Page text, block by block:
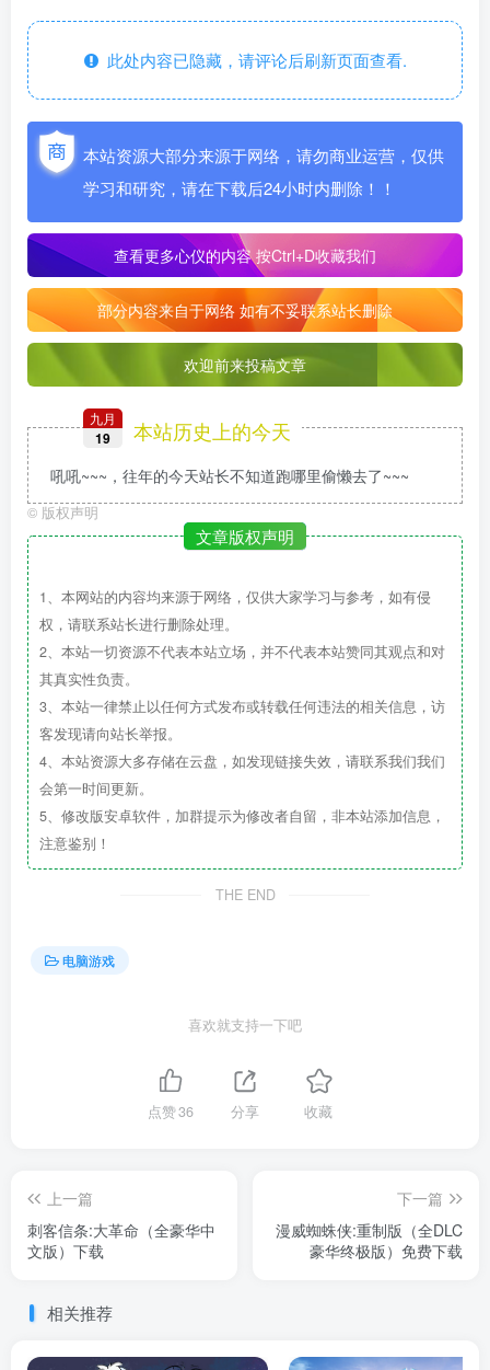
此处内容已隐藏，请评论后刷新页面查看.
本站资源大部分来源于网络，请勿商业运营，仅供
学习和研究，请在下载后24小时内删除！！
查看更多心仪的内容按Ctrl+D收藏我们
部分内容来自于网络 如有不妥联系站长删除
欢迎前来投稿文章
九月
19 本站历史上的今天
吼吼~~~，往年的今天站长不知道跑哪里偷懒去了~~~
© 版权声明
文章版权声明
1、本网站的内容均来源于网络，仅供大家学习与参考，如有侵
权，请联系站长进行删除处理。
2、本站一切资源不代表本站立场，并不代表本站赞同其观点和对
其真实性负责。
3、本站一律禁止以任何方式发布或转载任何违法的相关信息，访
客发现请向站长举报。
4、本站资源大多存储在云盘，如发现链接失效，请联系我们我们
会第一时间更新。
5、修改版安卓软件，加群提示为修改者自留，非本站添加信息，
注意鉴别！
THE END
电脑游戏
喜欢就支持一下吧
点赞36 分享 收藏
上一篇
刺客信条:大革命（全豪华中
文版）下载
下一篇
漫威蜘蛛侠:重制版（全DLC
豪华终极版）免费下载
相关推荐